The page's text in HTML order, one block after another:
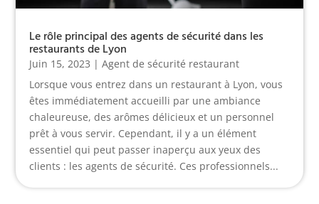
Le rôle principal des agents de sécurité dans les
restaurants de Lyon
Juin 15, 2023 |Agent de sécurité restaurant
Lorsque vous entrez dans un restaurant à Lyon, vous
êtes immédiatement accueilli par une ambiance
chaleureuse, des arômes délicieux et un personnel
prêt à vous servir. Cependant, il y a un élément
essentiel qui peut passer inaperçu aux yeux des
clients : les agents de sécurité. Ces professionnels...